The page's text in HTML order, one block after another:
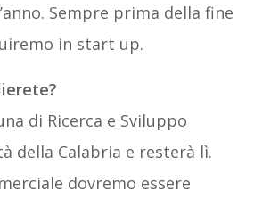
Sempre prima della fine
in start up.
di Ricerca e Sviluppo
della Calabria e resterà lì.
dovremo essere